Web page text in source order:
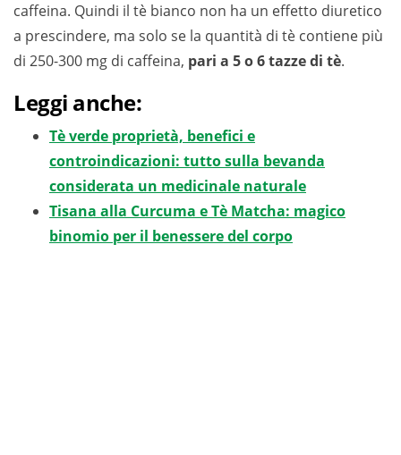
caffeina. Quindi il tè bianco non ha un effetto diuretico
a prescindere, ma solo se la quantità di tè contiene più
di 250-300 mg di caffeina, pari a 5 o 6 tazze di tè.
Leggi anche:
Tè verde proprietà, benefici e
controindicazioni: tutto sulla bevanda
considerata un medicinale naturale
Tisana alla Curcuma e Tè Matcha: magico
binomio per il benessere del corpo